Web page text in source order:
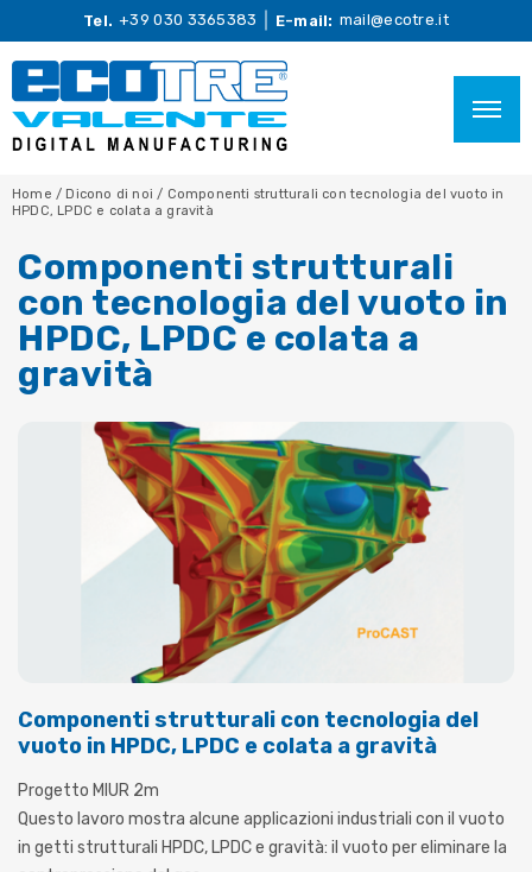
Tel. +39 030 3365383 E-mail: mail@ecotre.it
Home / Dicono di noi/ Componenti strutturali con tecnologia del vuoto in
HPDC, LPDC e colata a gravità
Componenti strutturali
con tecnologia del vuoto in
HPDC, LPDC e colata a
gravità
Componenti strutturali con tecnologia del
vuoto in HPDC, LPDC e colata a gravità
Progetto MIUR 2m
Questo lavoro mostra alcune applicazioni industriali con il vuoto
in getti strutturali HPDC, LPDC e gravità: il vuoto per eliminare la